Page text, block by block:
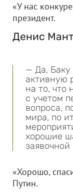
«У нас
президент.
Денис
— Да, Баку
активную
на то, что
с учетом
вопроса,
мира, по
хорошие
«Хорошо,
Путин.